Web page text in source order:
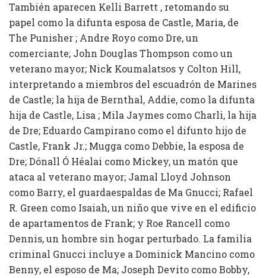
También aparecen Kelli Barrett , retomando su
papel como la difunta esposa de Castle, Maria, de
The Punisher ; Andre Royo como Dre, un
comerciante; John Douglas Thompson como un
veterano mayor; Nick Koumalatsos y Colton Hill,
interpretando a miembros del escuadrón de Marines
de Castle; la hija de Bernthal, Addie, como la difunta
hija de Castle, Lisa ; Mila Jaymes como Charli, la hija
de Dre; Eduardo Campirano como el difunto hijo de
Castle, Frank Jr.; Mugga como Debbie, la esposa de
Dre; Dónall Ó Héalai como Mickey, un matón que
ataca al veterano mayor; Jamal Lloyd Johnson
como Barry, el guardaespaldas de Ma Gnucci; Rafael
R. Green como Isaiah, un niño que vive en el edificio
de apartamentos de Frank; y Roe Rancell como
Dennis, un hombre sin hogar perturbado. La familia
criminal Gnucci incluye a Dominick Mancino como
Benny, el esposo de Ma; Joseph Devito como Bobby,